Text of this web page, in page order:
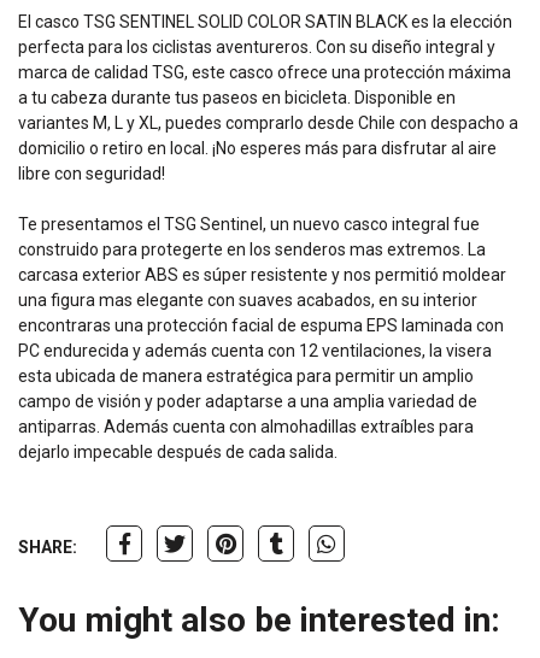
El casco TSG SENTINEL SOLID COLOR SATIN BLACK es la elección
perfecta para los ciclistas aventureros. Con su diseño integral y
marca de calidad TSG, este casco ofrece una protección máxima
a tu cabeza durante tus paseos en bicicleta. Disponible en
variantes M, L y XL, puedes comprarlo desde Chile con despacho a
domicilio o retiro en local. ¡No esperes más para disfrutar al aire
libre con seguridad!
Te presentamos el TSG Sentinel, un nuevo casco integral fue
construido para protegerte en los senderos mas extremos. La
carcasa exterior ABS es súper resistente y nos permitió moldear
una figura mas elegante con suaves acabados, en su interior
encontraras una protección facial de espuma EPS laminada con
PC endurecida y además cuenta con 12 ventilaciones, la visera
esta ubicada de manera estratégica para permitir un amplio
campo de visión y poder adaptarse a una amplia variedad de
antiparras. Además cuenta con almohadillas extraíbles para
dejarlo impecable después de cada salida.
SHARE:
You might also be interested in: